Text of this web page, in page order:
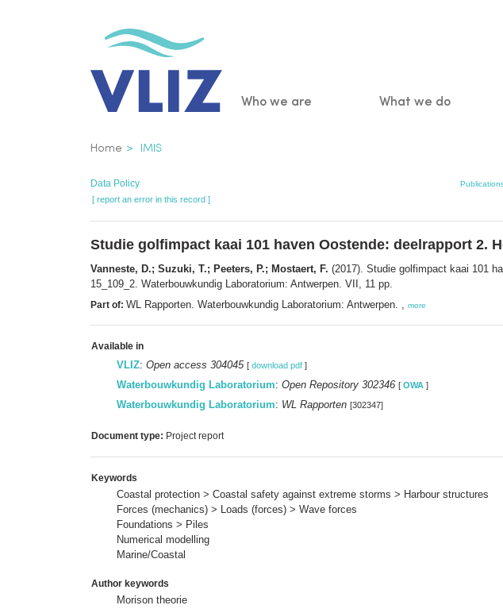
Main
Who we are What we do
Breadcrumb
Home IMIS
Data Policy
[ report an error in this record ]
Studie golfimpact kaai 101 haven Oostende: deelrapport 2.
Vanneste, D.; Suzuki, T.; Peeters, P.; Mostaert, F. (2017). Studie golfimpact kaai 101
15_109_2. Waterbouwkundig Laboratorium: Antwerpen. VII, 11 pp.
Part of: WL Rapporten. Waterbouwkundig Laboratorium: Antwerpen. , more
Available in
VLIZ: Open access 304045 [ download pdf ]
Waterbouwkundig Laboratorium: Open Repository 302346 [ OWA ]
Waterbouwkundig Laboratorium: WL Rapporten [302347]
Document type: Project report
Keywords
Coastal protection > Coastal safety against extreme storms > Harbour structures
Forces (mechanics) > Loads (forces) > Wave forces
Foundations > Piles
Numerical modelling
Marine/Coastal
Author keywords
Morison theorie